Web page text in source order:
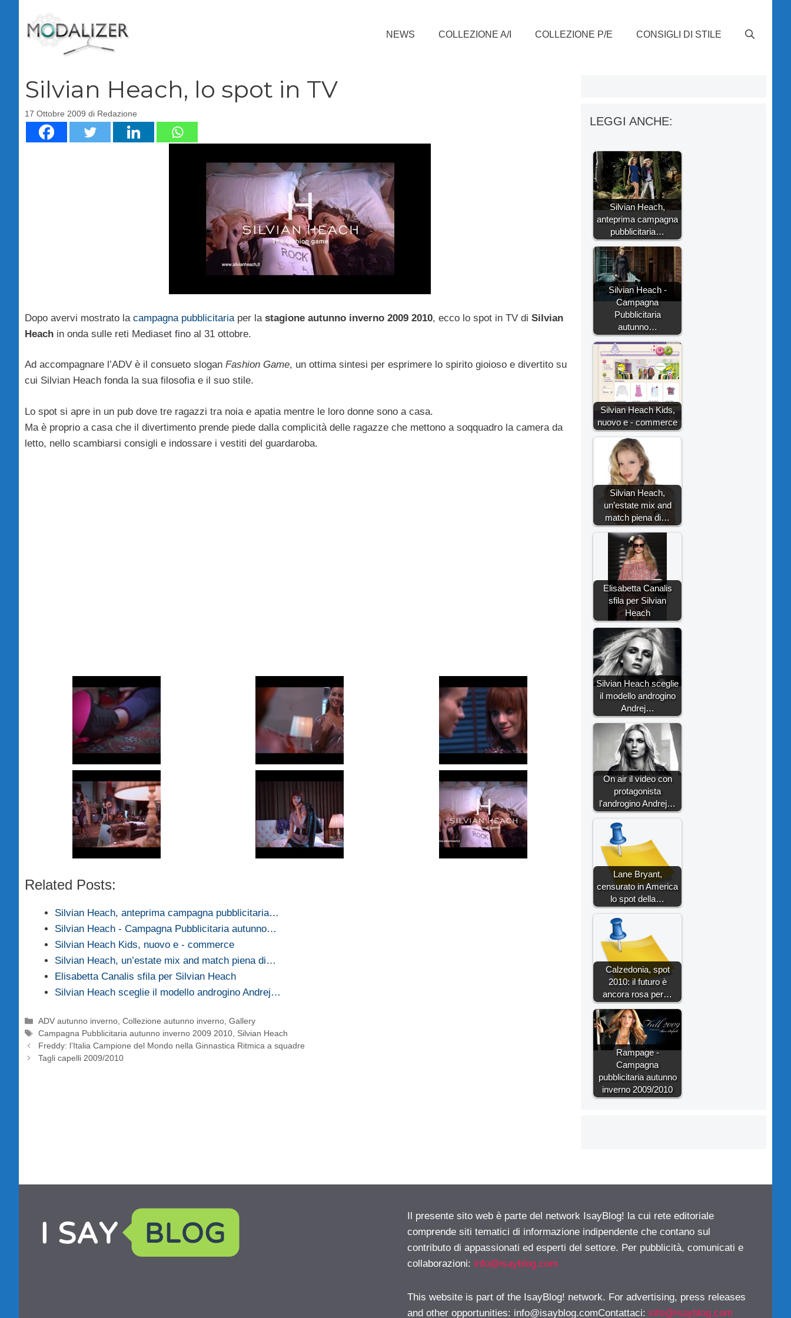
contenuto
NEWS COLLEZIONE A/I COLLEZIONE P/E CONSIGLI DI STILE
Silvian Heach, lo spot in TV
17 Ottobre 2009 di Redazione
Dopo avervi mostrato la campagna pubblicitariaper la stagione autunno inverno 2009 2010, ecco lo spot in TV di Silvian
Heach in onda sulle reti Mediaset fino al 31 ottobre.
Ad accompagnare l’ADV è il consueto slogan Fashion Game, un ottima sintesi per esprimere lo spirito gioioso e divertito su
cui Silvian Heach fonda la sua filosofia e il suo stile.
Lo spot si apre in un pub dove tre ragazzi tra noia e apatia mentre le loro donne sono a casa.
Ma è proprio a casa che il divertimento prende piede dalla complicità delle ragazze che mettono a soqquadro la camera da
letto, nello scambiarsi consigli e indossare i vestiti del guardaroba.
Related Posts:
Silvian Heach, anteprima campagna pubblicitaria…
Silvian Heach - Campagna Pubblicitaria autunno…
Silvian Heach Kids, nuovo e - commerce
Silvian Heach, un’estate mix and match piena di…
Elisabetta Canalis sfila per Silvian Heach
Silvian Heach sceglie il modello androgino Andrej…
Categorie
ADV autunno inverno,Collezione autunno inverno,Gallery
Tag
Campagna Pubblicitaria autunno inverno 2009 2010, Silvian Heach
Freddy: l’Italia Campione del Mondo nella Ginnastica Ritmica a squadre
Tagli capelli 2009/2010
LEGGI ANCHE:
Silvian Heach,
anteprima campagna
pubblicitaria…
Silvian Heach -
Campagna
Pubblicitaria
autunno…
Silvian Heach Kids,
nuovo e - commerce
Silvian Heach,
un’estate mix and
match piena di…
Elisabetta Canalis
sfila per Silvian
Heach
Silvian Heach sceglie
il modello androgino
Andrej…
On air il video con
protagonista
l'androgino Andrej…
Lane Bryant,
censurato in America
lo spot della…
Calzedonia, spot
2010: il futuro è
ancora rosa per…
Rampage -
Campagna
pubblicitaria autunno
inverno 2009/2010
Il presente sito web è parte del network IsayBlog! la cui rete editoriale
comprende siti tematici di informazione indipendente che contano sul
contributo di appassionati ed esperti del settore. Per pubblicità, comunicati e
collaborazioni: info@isayblog.com
This website is part of the IsayBlog! network. For advertising, press releases
and other opportunities: info@isayblog.comContattaci: info@isayblog.com